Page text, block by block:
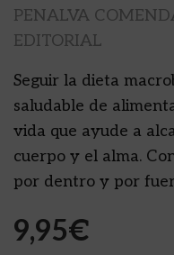
PENALVA
EDITORIAL
Seguir la dieta
saludable de
vida que ayude a
cuerpo y el alma.
por dentro y por
9,95€